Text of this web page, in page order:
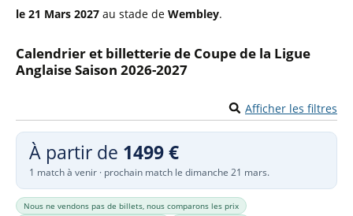
le 21 Mars 2027 au stade de Wembley.
Calendrier et billetterie de Coupe de la Ligue
Anglaise Saison 2026-2027
Afficher les filtres
À partir de 1499 €
1 match à venir · prochain match le dimanche 21 mars.
Nous ne vendons pas de billets, nous comparons les prix